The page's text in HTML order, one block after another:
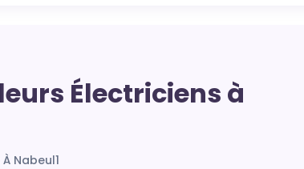
Électriciens à
Nabeul1